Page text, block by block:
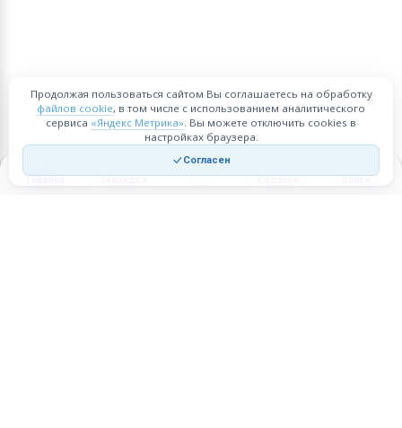
Главная Закладки Корзина Войти
Продолжая пользоваться сайтом Вы соглашаетесь на обработку
файлов cookie, в том числе с использованием аналитического
сервиса «Яндекс Метрика». Вы можете отключить cookies в
настройках браузера.
Согласен